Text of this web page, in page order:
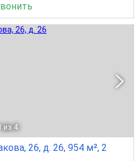
из 4
26, д. 26, 954 м², 2